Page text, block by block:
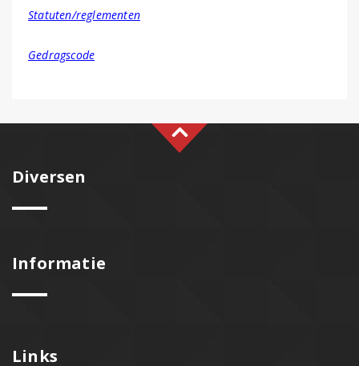
Statuten/reglementen
Gedragscode
Diversen
Informatie
Links